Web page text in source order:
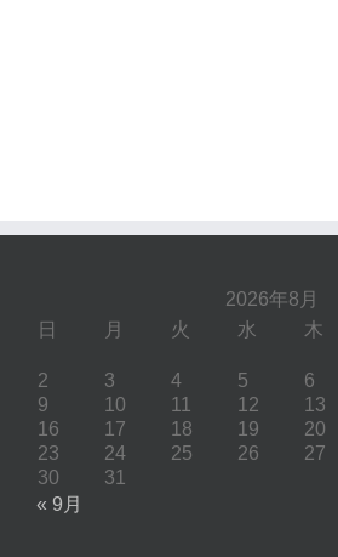
2026年8月
日 月 火 水 木
2
3 4 5 6
9
10 11 12 13
16
17 18 19 20
23
24 25 26 27
30
31
« 9月